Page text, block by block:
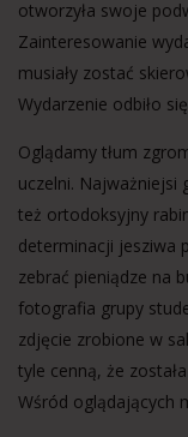
otworzyła swoje
Zainteresowanie
musiały zostać
Wydarzenie odbiło
Oglądamy tłum
uczelni. Najważniejsi
też ortodoksyjny
determinacji jesziwa
zebrać pieniądze na
fotografia grupy
zdjęcie zrobione w
tyle cenną, że
Wśród oglądających